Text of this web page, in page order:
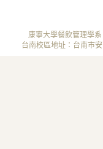
康寧大學餐飲管理學
台南校區地址：台南市